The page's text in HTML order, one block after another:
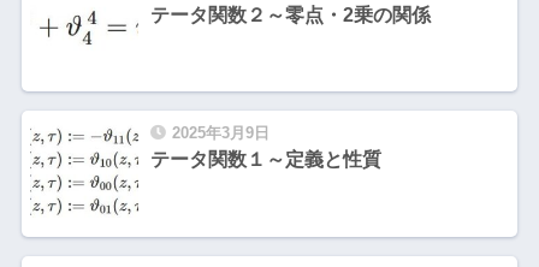
テータ関数２～零点・2乗の関係
2025年3月9日
テータ関数１～定義と性質